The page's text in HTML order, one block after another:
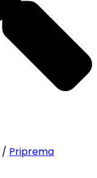
/ Priprema